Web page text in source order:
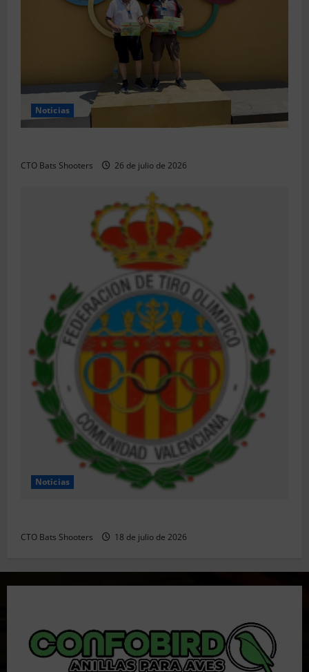
Noticias
CTO Bats Shooters 26 de julio de 2026
Noticias
CTO Bats Shooters 18 de julio de 2026